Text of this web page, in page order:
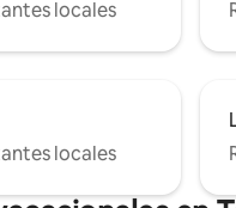
locales
locales